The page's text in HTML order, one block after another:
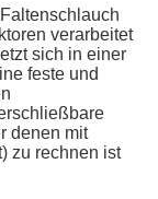
verarbeitet
sich in einer
feste und
denen mit
zu rechnen ist